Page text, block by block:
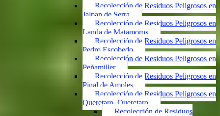
Recolección de Residuos Peligrosos en
Jalpan de Serra
Recolección de Residuos Peligrosos en
Landa de Matamoros
Recolección de Residuos Peligrosos en
Pedro Escobedo
Recolección de Residuos Peligrosos en
Peñamiller
Recolección de Residuos Peligrosos en
Pinal de Amoles
Recolección de Residuos Peligrosos en
Queretaro, Queretaro
Recolección de Residuos